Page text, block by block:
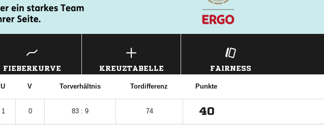
FIEBERKURVE KREUZTABELLE FAIRNESS
U V Torverhältnis Tordifferenz Punkte
1 0 83 : 9 74 40